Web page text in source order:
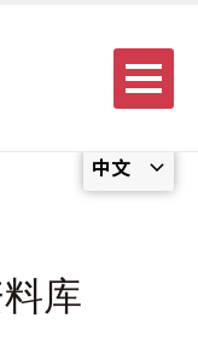
中文
Menu
库